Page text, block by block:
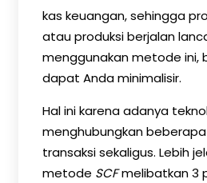
kas keuangan, sehingga
atau produksi berjalan
menggunakan metode ini,
dapat Anda minimalisir.
Hal ini karena adanya
menghubungkan
transaksi sekaligus. Lebih
metode SCFmelibatkan 3